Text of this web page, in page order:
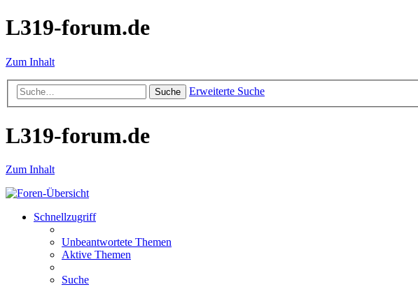
L319-forum.de
Zum Inhalt
Suche Erweiterte Suche
L319-forum.de
Zum Inhalt
Schnellzugriff
Unbeantwortete Themen
Aktive Themen
Suche